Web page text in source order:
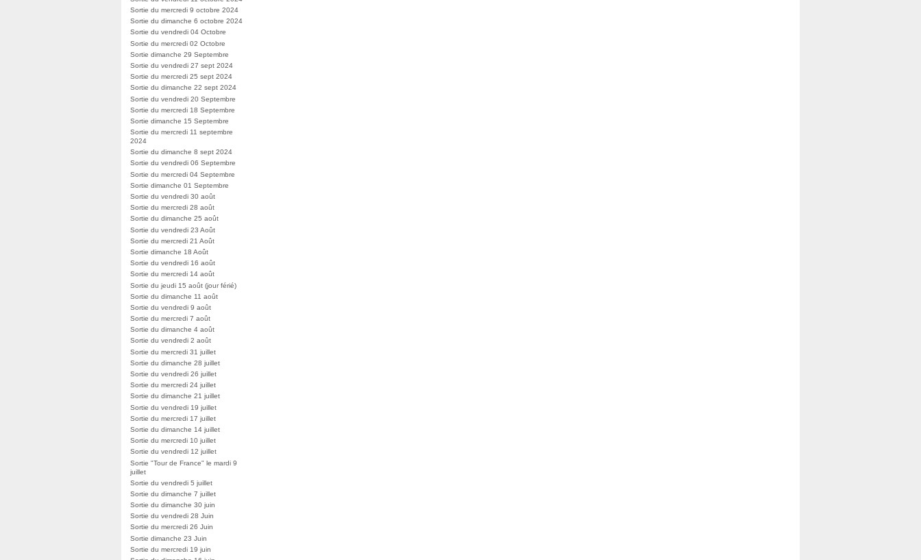
Sortie du mercredi 9 octobre 2024
Sortie du dimanche 6 octobre 2024
Sortie du vendredi 04 Octobre
Sortie du mercredi 02 Octobre
Sortie dimanche 29 Septembre
Sortie du vendredi 27 sept 2024
Sortie du mercredi 25 sept 2024
Sortie du dimanche 22 sept 2024
Sortie du vendredi 20 Septembre
Sortie du mercredi 18 Septembre
Sortie dimanche 15 Septembre
Sortie du mercredi 11 septembre
2024
Sortie du dimanche 8 sept 2024
Sortie du vendredi 06 Septembre
Sortie du mercredi 04 Septembre
Sortie dimanche 01 Septembre
Sortie du vendredi 30 août
Sortie du mercredi 28 août
Sortie du dimanche 25 août
Sortie du vendredi 23 Août
Sortie du mercredi 21 Août
Sortie dimanche 18 Août
Sortie du vendredi 16 août
Sortie du mercredi 14 août
Sortie du jeudi 15 août (jour férié)
Sortie du dimanche 11 août
Sortie du vendredi 9 août
Sortie du mercredi 7 août
Sortie du dimanche 4 août
Sortie du vendredi 2 août
Sortie du mercredi 31 juillet
Sortie du dimanche 28 juillet
Sortie du vendredi 26 juillet
Sortie du mercredi 24 juillet
Sortie du dimanche 21 juillet
Sortie du vendredi 19 juillet
Sortie du mercredi 17 juillet
Sortie du dimanche 14 juillet
Sortie du mercredi 10 juillet
Sortie du vendredi 12 juillet
Sortie "Tour de France" le mardi 9
juillet
Sortie du vendredi 5 juillet
Sortie du dimanche 7 juillet
Sortie du dimanche 30 juin
Sortie du vendredi 28 Juin
Sortie du mercredi 26 Juin
Sortie dimanche 23 Juin
Sortie du mercredi 19 juin